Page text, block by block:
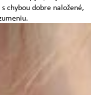
chybou dobre naložené,